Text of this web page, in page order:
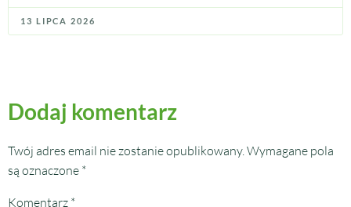
13 LIPCA 2026
Dodaj komentarz
Twój adres email nie zostanie opublikowany. Wymagane pola
są oznaczone *
Komentarz *